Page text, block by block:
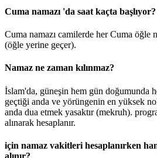
Cuma namazı 'da saat kaçta başlıyor?
Cuma namazı camilerde her Cuma öğle
(öğle yerine geçer).
Namaz ne zaman kılınmaz?
İslam'da, güneşin hem gün doğumunda
geçtiği anda ve yörüngenin en yüksek
anda dua etmek yasaktır (mekruh).
alınarak hesaplanır.
için namaz vakitleri hesaplanırken
alınır?